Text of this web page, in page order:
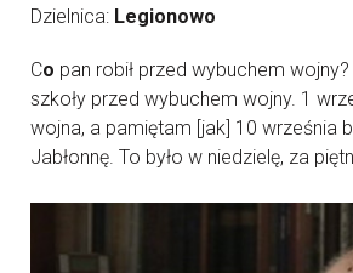
Dzielnica: Legionowo
Co pan robił przed wybuchem
szkoły przed wybuchem wojny. 1
wojna, a pamiętam [jak] 10 września
Jabłonnę. To było w niedzielę, za